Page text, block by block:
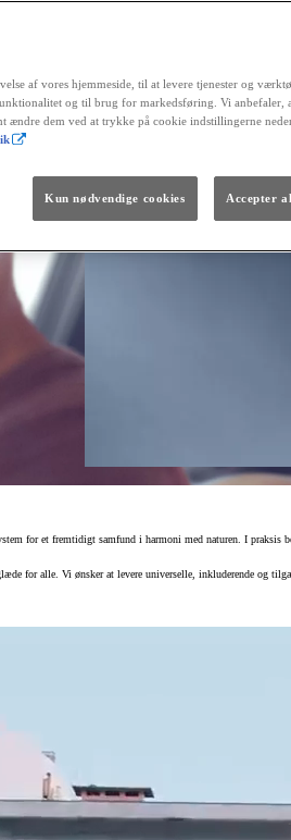
The soul lives on.
for et fremtidigt samfund i harmoni med naturen. I praksis
for alle. Vi ønsker at levere universelle, inkluderende og
af vores hjemmeside, til at levere tjenester og
og til brug for markedsføring. Vi anbefaler,
ændre dem ved at trykke på cookie indstillingerne
Kun nødvendige cookies Accepter